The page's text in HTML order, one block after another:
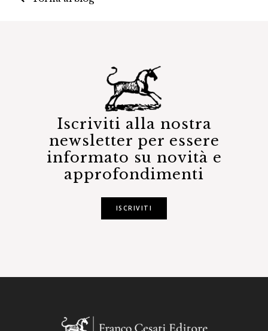
Iscriviti alla nostra
newsletter per essere
informato su novità e
approfondimenti
ISCRIVITI